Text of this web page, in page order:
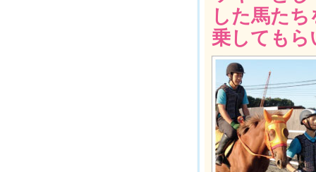
した馬た
乗しても